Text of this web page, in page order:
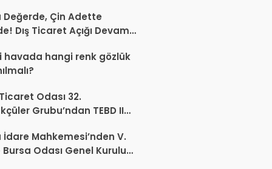
Çin Adette
Dış Ticaret Açığı Devam
havada hangi renk gözlük
Odası 32.
Grubu’ndan TEBD II
açıklaması
İdare Mahkemesi’nden V.
Odası Genel Kurulu